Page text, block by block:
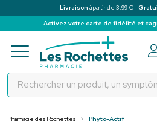
Livraison à partir de 3,99 € -
Activez votre carte de fidélité et
Pharmacie des Rochettes Phyto-Actif